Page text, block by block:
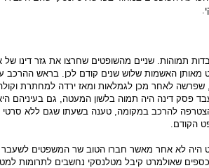
תמוהות. שניים מהשופטים שחרצו את גזר דינו
מאותן האשמות שלוש שנים קודם לכן. בראש ההרכב
שפרשה לאחר מכן לגמלאות ומאז ירדה למחתרת
פסק דינה היה תמוה בלשון המעטה, גם בעיניהם
להרכב במקומה, טענה בשעתו שגם ללא סרטי
הקודם.
היה לא אחר מאשר חברו הטוב שר המשפטים לשעבר
שאולמרט קיבל מטלנסקי נחשבים לתרומות